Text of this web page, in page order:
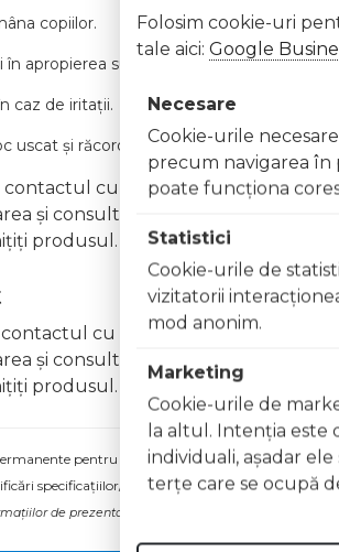
copiilor.
în apropierea surselor de căldură sau foc
caz de iritații.
uscat și răcoros, ferit de lumina directă a
contactul cu ochii. În caz de contact,
și consultați un specialist Nu
produsul. În caz de ingerare
cu ochii. În caz de contact,
și consultați un specialist Nu
produsul. În caz de ingerare
pentru a păstra informațiile actualizate.
specificațiilor/etichetei acestuia, fără a ne
de prezentare pentru Lac unghii Dazzle Effect
Folosim cookie-uri
tale aici: Google
Necesare
Cookie-urile
precum navigarea în
poate funcţiona
Statistici
Cookie-urile de
vizitatorii
mod anonim.
Marketing
Cookie-urile de
la altul. Intenţia
individuali, aşadar
terţe care se ocupă